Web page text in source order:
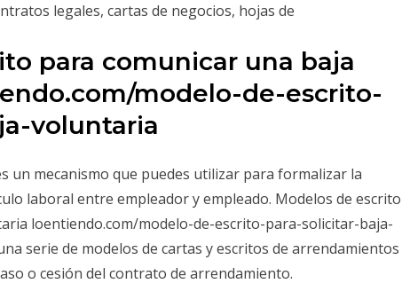
legales, cartas de negocios, hojas de
para comunicar una baja
modelo-de-escrito-
voluntaria
un mecanismo que puedes utilizar para formalizar la
laboral entre empleador y empleado. Modelos de escrito
loentiendo.com/modelo-de-escrito-para-solicitar-baja-
serie de modelos de cartas y escritos de arrendamientos
o cesión del contrato de arrendamiento.